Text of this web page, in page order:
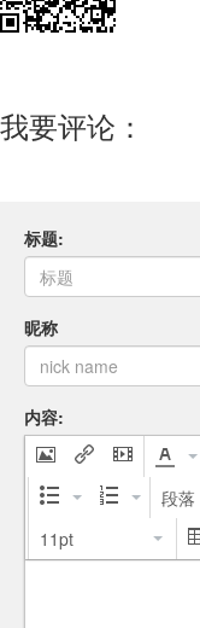
我要评论：
标题:
昵称
内容:
段落
11pt